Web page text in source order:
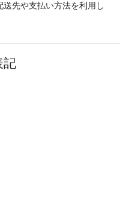
先や支払い方法を利用し
記